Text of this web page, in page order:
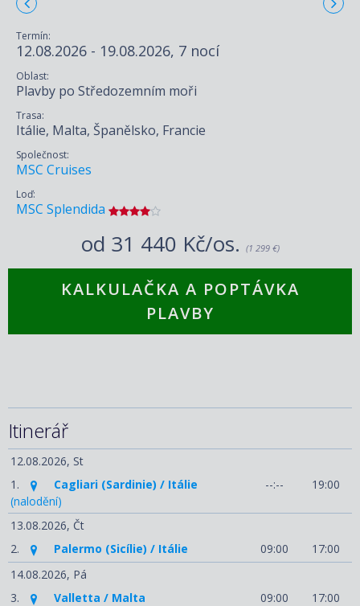
Termín:
12.08.2026 - 19.08.2026, 7 nocí
Oblast:
Plavby po Středozemním moři
Trasa:
Itálie, Malta, Španělsko, Francie
Společnost:
MSC Cruises
Loď:
MSC Splendida
od 31 440 Kč/os. (1 299 €)
KALKULAČKA A POPTÁVKA
PLAVBY
Itinerář
12.08.2026, St
1.
Cagliari (Sardinie) / Itálie
(nalodění)
--:-- 19:00
13.08.2026, Čt
2.
Palermo (Sicílie) / Itálie 09:00
17:00
14.08.2026, Pá
3.
Valletta / Malta 09:00
17:00